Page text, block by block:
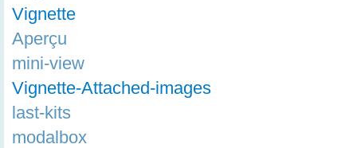
Vignette
Aperçu
mini-view
Vignette-Attached-images
last-kits
modalbox